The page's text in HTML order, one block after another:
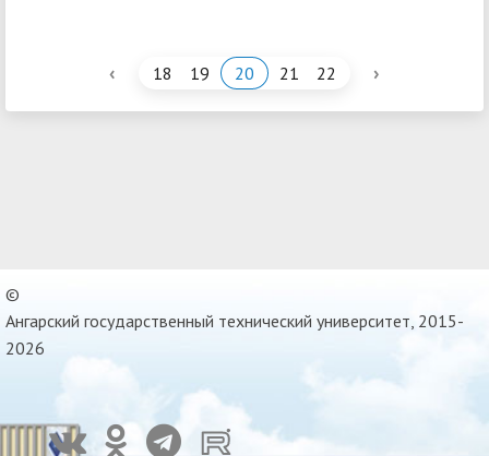
‹ 18 19 20 21 22 ›
©
Ангарский государственный технический университет, 2015-
2026